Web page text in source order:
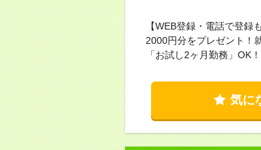
【WEB登録・電話で登
2000円分をプレゼント！
「お試し2ヶ月勤務」OK
気に